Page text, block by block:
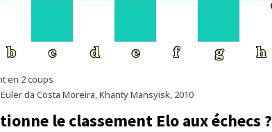
en 2 coups
da Costa Moreira, Khanty Mansyisk, 2010
le classement Elo aux échecs ?